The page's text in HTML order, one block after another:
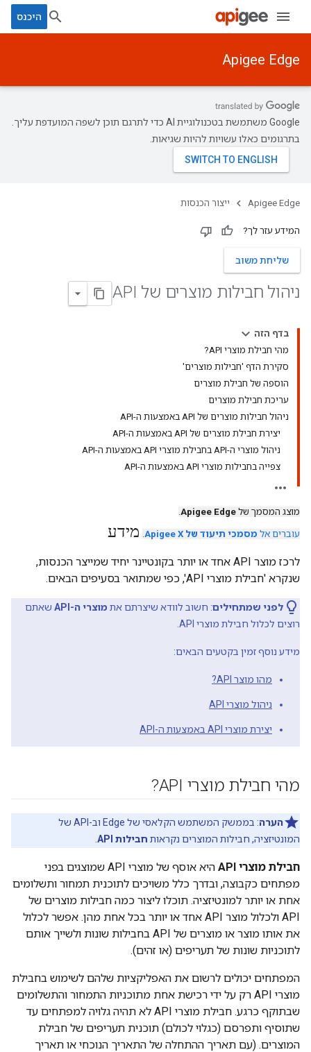
היכנס
Apigee Edge
‫Google משתמשת בטכנולוגיית AI כדי לתרגם תוכן לשפה המועדפת עליך.
בתרגומים כאלו עשויות להיות שגיאות.
Apigee Edge ייצור הכנסות
המידע עזר לך?
שליחת משוב
ניהול חבילות מוצרים של API
בדף הזה
מהי חבילת מוצרי API?
סקירת הדף 'חבילות מוצרים'
הוספה של חבילת מוצרים
עריכת חבילת מוצרים
ניהול חבילות מוצרים של API באמצעות ה-API
יצירת חבילת מוצרים של API באמצעות ה-API
ניהול מוצרי ה-API בחבילת מוצרי API באמצעות ה-API
צפייה בחבילות מוצרי API באמצעות ה-API
מוצג המסמך של Apigee Edge
.
עוברים אל מסמכי תיעוד של Apigee X . מידע
לרכז מוצר API אחד או יותר בקונטיינר יחיד שמייצר הכנסות,
שנקרא 'חבילת מוצרי API', כפי שמתואר בסעיפים הבאים.
לפני שמתחילים: חשוב לוודא שיצרתם את מוצרי ה-API
שאתם
רוצים לכלול חבילת מוצרי API.
מידע נוסף זמין בקטעים הבאים:
מהו מוצר API?
ניהול מוצרי API
יצירת מוצרי API באמצעות ה-API
מהי חבילת מוצרי API?
הערה
: בממשק המשתמש הקלאסי של Edge וב-API של
המונטיזציה, חבילות המוצרים נקראות חבילות API
חבילת מוצרי API
היא אוסף של מוצרי API שמוצגים בפני
מפתחים כקבוצה, ובדרך כלל משויכים לתוכנית תמחור ותשלומים
אחת או יותר למונטיזציה. תוכלו ליצור כמה חבילות מוצרים של
API ולכלול מוצר API אחד או יותר בכל אחת מהן. אפשר לכלול
את אותו מוצר או מוצרים של API בחבילות שונות ולשייך אותם
לתוכניות שונות של תעריפים (או זהים).
המפתחים יכולים לרשום את האפליקציות שלהם לשימוש בחבילת
מוצרי API רק על ידי רכישת אחת מתוכניות התמחור והתשלומים
שבתוקף כרגע. חבילת מוצרי API לא תהיה גלויה למפתחים עד
שתוסיף ותפרסם (כגלוי לכולם) תוכנית תעריפים של חבילת
המוצרים. (עם תאריך ההתחלה של התאריך הנוכחי או תאריך